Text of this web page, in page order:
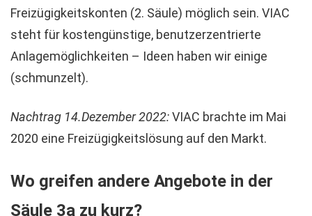
Freizügigkeitskonten (2. Säule) möglich sein. VIAC
steht für kostengünstige, benutzerzentrierte
Anlagemöglichkeiten – Ideen haben wir einige
(schmunzelt).
Nachtrag 14.Dezember 2022:VIAC brachte im Mai
2020 eine Freizügigkeitslösung auf den Markt.
Wo greifen andere Angebote in der
Säule 3a zu kurz?